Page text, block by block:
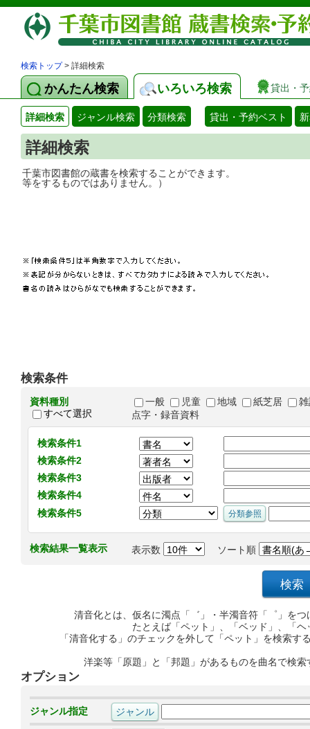
検索トップ> 詳細検索
かんたん検索 いろいろ検索 貸出・
詳細検索 ジャンル検索 分類検索 貸出・予約ベスト
詳細検索
千葉市図書館の蔵書を検索することがで
等をするものではありません。）
検索条件
資料種別
すべて選択
一般 児童 地域 紙芝居
点字・録音資料
検索条件1
検索条件2
検索条件3
検索条件4
検索条件5
検索結果一覧表示 表示数 ソート順
清音化とは、仮名に濁点「゛」・半濁音符「゜」を
たとえば「ペット」、「ベッド」、「
「清音化する」のチェックを外して「ペット」を検索
洋楽等「原題」と「邦題」があるものを曲名で検
オプション
ジャンル指定